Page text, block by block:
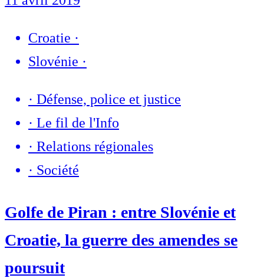
Croatie ·
Slovénie ·
· Défense, police et justice
· Le fil de l'Info
· Relations régionales
· Société
Golfe de Piran : entre Slovénie et
Croatie, la guerre des amendes se
poursuit